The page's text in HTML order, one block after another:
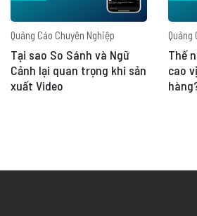
Quảng Cáo Chuyên Nghiệp
Tại sao So Sánh và Ngữ
Cảnh lại quan trọng khi sản
xuất Video
Quảng
Thế
cao